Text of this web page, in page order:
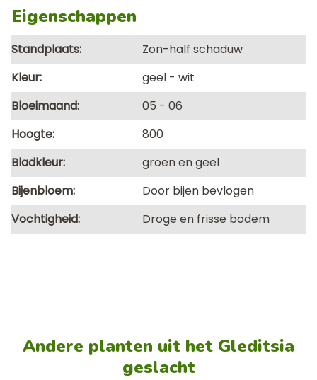
Eigenschappen
Standplaats
Zon-half schaduw
Kleur
geel
wit
Bloeimaand
05
06
Hoogte
800
Bladkleur
groen en geel
Bijenbloem
Door bijen bevlogen
Vochtigheid
Droge en frisse bodem
Andere planten uit het Gleditsia
geslacht